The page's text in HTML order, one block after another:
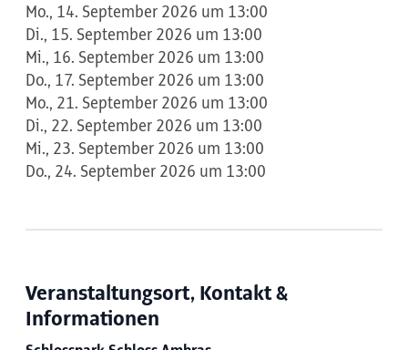
Mo., 14. September 2026 um 13:00
Di., 15. September 2026 um 13:00
Mi., 16. September 2026 um 13:00
Do., 17. September 2026 um 13:00
Mo., 21. September 2026 um 13:00
Di., 22. September 2026 um 13:00
Mi., 23. September 2026 um 13:00
Do., 24. September 2026 um 13:00
Veranstaltungsort, Kontakt &
Informationen